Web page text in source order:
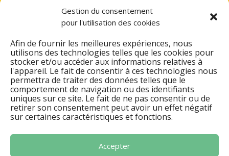
Gestion du consentement
pour l'utilisation des cookies
Afin de fournir les meilleures expériences, nous
utilisons des technologies telles que les cookies pour
stocker et/ou accéder aux informations relatives à
l'appareil. Le fait de consentir à ces technologies nous
permettra de traiter des données telles que le
comportement de navigation ou des identifiants
uniques sur ce site. Le fait de ne pas consentir ou de
retirer son consentement peut avoir un effet négatif
sur certaines caractéristiques et fonctions.
Accepter
ACTIONS & PROJETS
DÉMARCHES ADMINISTRATIVES
ESPACE FAMILLE
AGENDA CULTUREL
ANNUAIRES & CONTACT
MENTIONS LÉGALES
SIGNALER UN DYSFONCTIONNEMENT